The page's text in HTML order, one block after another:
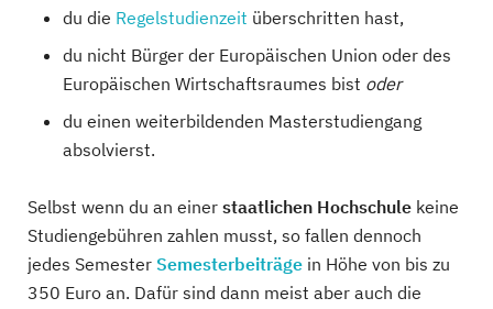
du die Regelstudienzeit überschritten hast,
du nicht Bürger der Europäischen Union oder des
Europäischen Wirtschaftsraumes bist oder
du einen weiterbildenden Masterstudiengang
absolvierst.
Selbst wenn du an einer staatlichen Hochschule keine
Studiengebühren zahlen musst, so fallen dennoch
jedes Semester Semesterbeiträge in Höhe von bis zu
350 Euro an. Dafür sind dann meist aber auch die